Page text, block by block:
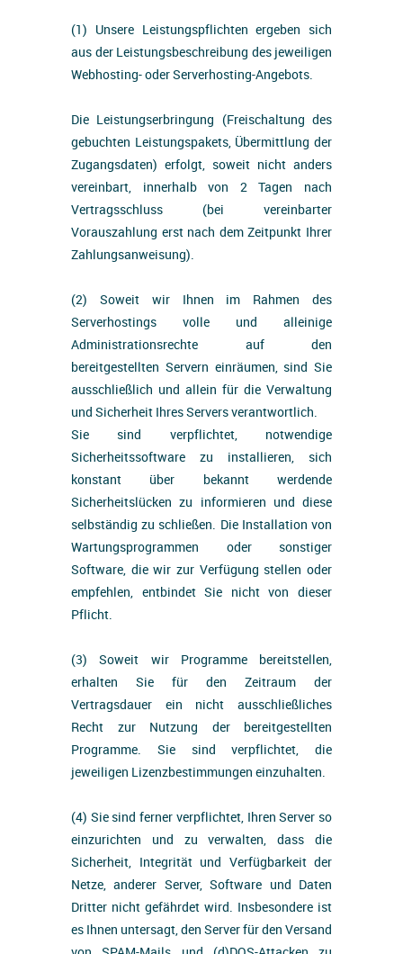
(1) Unsere Leistungspflichten ergeben sich
aus der Leistungsbeschreibung des jeweiligen
Webhosting- oder Serverhosting-Angebots.
Die Leistungserbringung (Freischaltung des
gebuchten Leistungspakets, Übermittlung der
Zugangsdaten) erfolgt, soweit nicht anders
vereinbart, innerhalb von 2 Tagen nach
Vertragsschluss (bei vereinbarter
Vorauszahlung erst nach dem Zeitpunkt Ihrer
Zahlungsanweisung).
(2) Soweit wir Ihnen im Rahmen des
Serverhostings volle und alleinige
Administrationsrechte auf den
bereitgestellten Servern einräumen, sind Sie
ausschließlich und allein für die Verwaltung
und Sicherheit Ihres Servers verantwortlich.
Sie sind verpflichtet, notwendige
Sicherheitssoftware zu installieren, sich
konstant über bekannt werdende
Sicherheitslücken zu informieren und diese
selbständig zu schließen. Die Installation von
Wartungsprogrammen oder sonstiger
Software, die wir zur Verfügung stellen oder
empfehlen, entbindet Sie nicht von dieser
Pflicht.
(3) Soweit wir Programme bereitstellen,
erhalten Sie für den Zeitraum der
Vertragsdauer ein nicht ausschließliches
Recht zur Nutzung der bereitgestellten
Programme. Sie sind verpflichtet, die
jeweiligen Lizenzbestimmungen einzuhalten.
(4) Sie sind ferner verpflichtet, Ihren Server so
einzurichten und zu verwalten, dass die
Sicherheit, Integrität und Verfügbarkeit der
Netze, anderer Server, Software und Daten
Dritter nicht gefährdet wird. Insbesondere ist
es Ihnen untersagt, den Server für den Versand